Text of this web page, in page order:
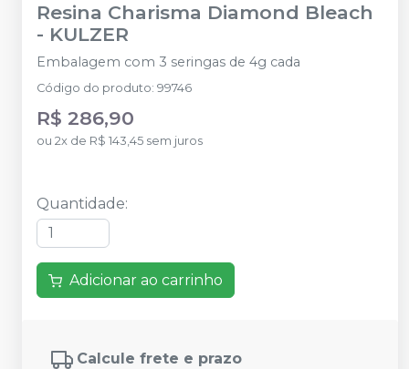
Resina Charisma Diamond Bleach
- KULZER
Embalagem com 3 seringas de 4g cada
Código do produto: 99746
R$ 286,90
ou 2x de R$ 143,45 sem juros
Quantidade:
Adicionar ao carrinho
Calcule frete e prazo